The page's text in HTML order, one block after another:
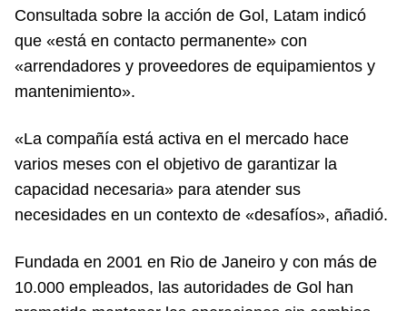
Consultada sobre la acción de Gol, Latam indicó
que «está en contacto permanente» con
«arrendadores y proveedores de equipamientos y
mantenimiento».
«La compañía está activa en el mercado hace
varios meses con el objetivo de garantizar la
capacidad necesaria» para atender sus
necesidades en un contexto de «desafíos», añadió.
Fundada en 2001 en Rio de Janeiro y con más de
10.000 empleados, las autoridades de Gol han